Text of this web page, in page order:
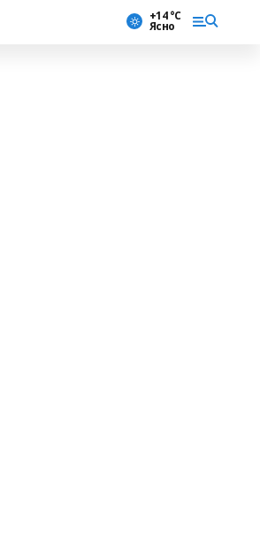
+14 °С
Ясно